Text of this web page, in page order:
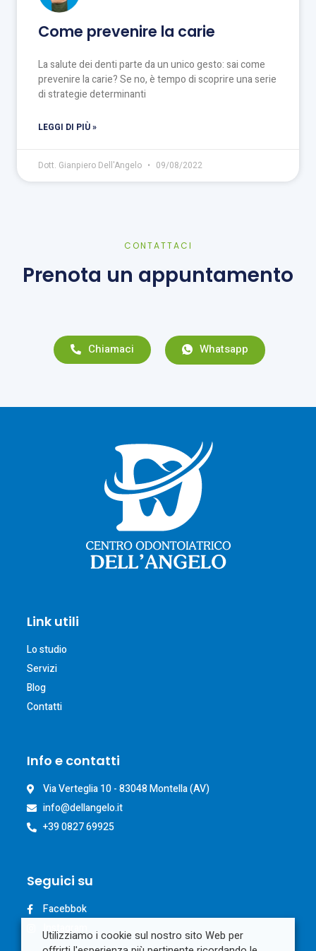
Come prevenire la carie
La salute dei denti parte da un unico gesto: sai come
prevenire la carie? Se no, è tempo di scoprire una serie
di strategie determinanti
LEGGI DI PIÙ »
Dott. Gianpiero Dell'Angelo 09/08/2022
CONTATTACI
Prenota un appuntamento
Chiamaci Whatsapp
Link utili
Lo studio
Servizi
Blog
Contatti
Info e contatti
Via Verteglia 10 - 83048 Montella (AV)​
info@dellangelo.it
+39 0827 69925
Seguici su
Facebbok
Instagram
Utilizziamo i cookie sul nostro sito Web per